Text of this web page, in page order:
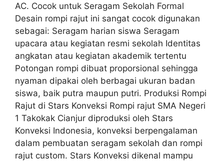
AC. Cocok untuk Seragam Sekolah Formal
Desain rompi rajut ini sangat cocok digunakan
sebagai: Seragam harian siswa Seragam
upacara atau kegiatan resmi sekolah Identitas
angkatan atau kegiatan akademik tertentu
Potongan rompi dibuat proporsional sehingga
nyaman dipakai oleh berbagai ukuran badan
siswa, baik putra maupun putri. Produksi Rompi
Rajut di Stars Konveksi Rompi rajut SMA Negeri
1 Takokak Cianjur diproduksi oleh Stars
Konveksi Indonesia, konveksi berpengalaman
dalam pembuatan seragam sekolah dan rompi
rajut custom. Stars Konveksi dikenal mampu